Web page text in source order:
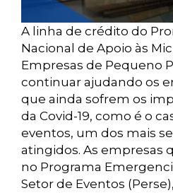
A linha de crédito do
Nacional de Apoio às
Empresas de Pequeno
continuar ajudando os
que ainda sofrem os
da Covid-19, como é o
eventos, um dos mais
atingidos. As empresas
no Programa
Setor de Eventos